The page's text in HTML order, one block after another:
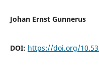
Johan Ernst Gunnerus
DOI: https://doi.org/